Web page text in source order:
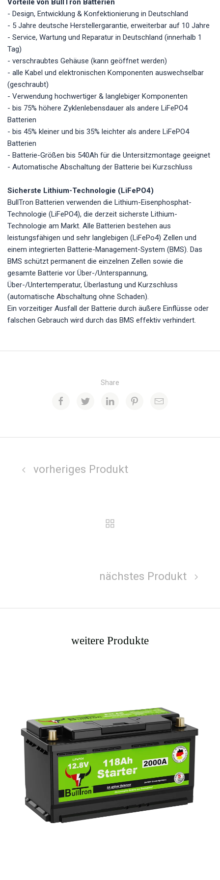
Vorteile von BullTron Batterien
- Design, Entwicklung & Konfektionierung in Deutschland
- 5 Jahre deutsche Herstellergarantie, erweiterbar auf 10 Jahre
- Service, Wartung und Reparatur in Deutschland (innerhalb 1
Tag)
- verschraubtes Gehäuse (kann geöffnet werden)
- alle Kabel und elektronischen Komponenten auswechselbar
(geschraubt)
- Verwendung hochwertiger & langlebiger Komponenten
- bis 75% höhere Zyklenlebensdauer als andere LiFePO4
Batterien
- bis 45% kleiner und bis 35% leichter als andere LiFePO4
Batterien
- Batterie-Größen bis 540Ah für die Untersitzmontage geeignet
- Automatische Abschaltung der Batterie bei Kurzschluss
Sicherste Lithium-Technologie (LiFePO4)
BullTron Batterien verwenden die Lithium-Eisenphosphat-
Technologie (LiFePO4), die derzeit sicherste Lithium-
Technologie am Markt. Alle Batterien bestehen aus
leistungsfähigen und sehr langlebigen (LiFePo4) Zellen und
einem integrierten Batterie-Management-System (BMS). Das
BMS schützt permanent die einzelnen Zellen sowie die
gesamte Batterie vor Über-/Unterspannung,
Über-/Untertemperatur, Überlastung und Kurzschluss
(automatische Abschaltung ohne Schaden).
Ein vorzeitiger Ausfall der Batterie durch äußere Einflüsse oder
falschen Gebrauch wird durch das BMS effektiv verhindert.
Share
vorheriges Produkt
nächstes Produkt
weitere Produkte